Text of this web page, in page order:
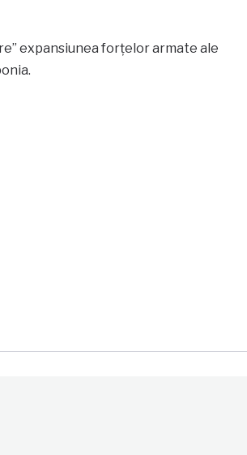
expansiunea forțelor armate ale